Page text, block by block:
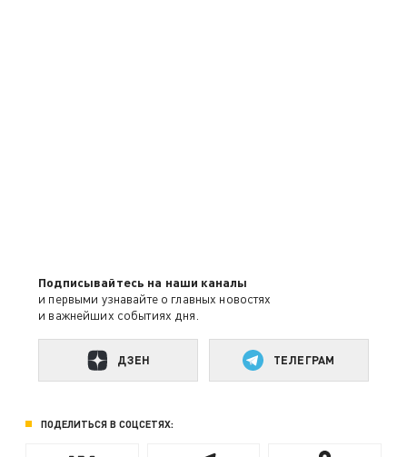
Подписывайтесь на наши каналы
и первыми узнавайте о главных новостях
и важнейших событиях дня.
ДЗЕН ТЕЛЕГРАМ
ПОДЕЛИТЬСЯ В СОЦСЕТЯХ: